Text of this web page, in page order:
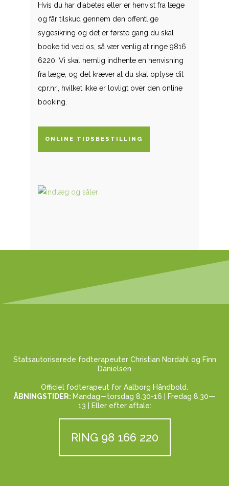
Hvis du har diabetes eller er henvist fra læge
og får tilskud gennem den offentlige
sygesikring og det er første gang du skal
booke tid ved os, så vær venlig at ringe 9816
6220. Vi skal nemlig indhente en henvisning
fra læge, og det kræver at du skal oplyse dit
cpr.nr., hvilket ikke er lovligt over den online
booking.
ONLINE TIDSBESTILLING
Statsautoriserede fodterapeuter Christian Nordahl og Finn
Danielsen
Officiel fodterapeut for Aalborg Håndbold.
ÅBNINGSTIDER: Mandag—torsdag 8.30-16 | Fredag 8.30—
13 | Eller efter aftale:
RING 98 166 220